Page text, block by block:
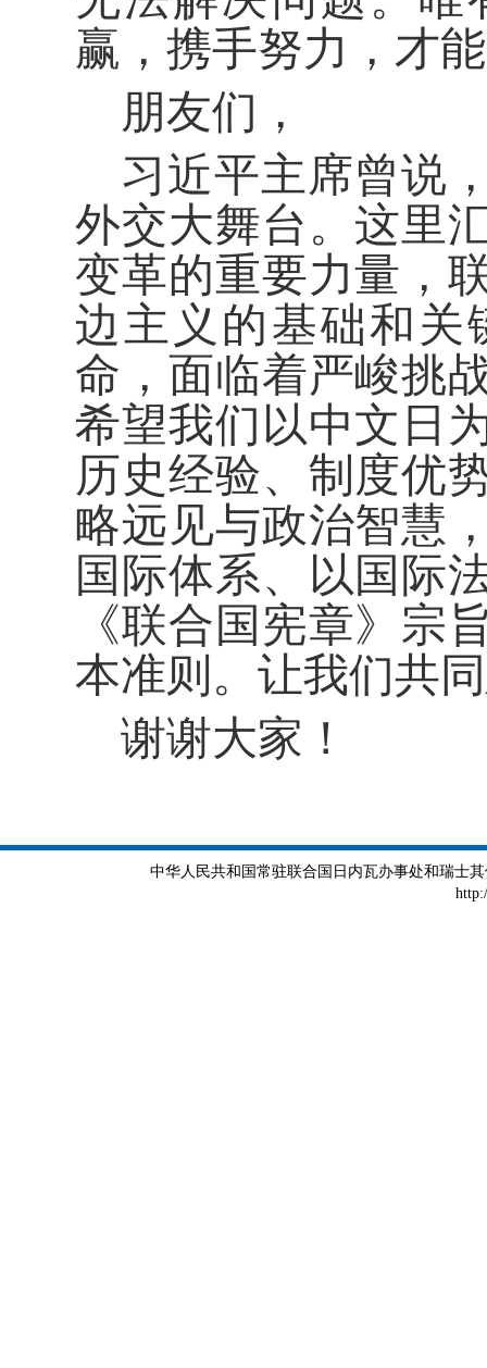
赢，携手努力，才
朋友们，
习近平主席曾说
外交大舞台。这里
变革的重要力量，
边主义的基础和关
命，面临着严峻挑
希望我们以中文日
历史经验、制度优
略远见与政治智慧
国际体系、以国际
《联合国宪章》宗
本准则。让我们共
谢谢大家！
中华人民共和国常驻联合国日内瓦办事处和瑞士